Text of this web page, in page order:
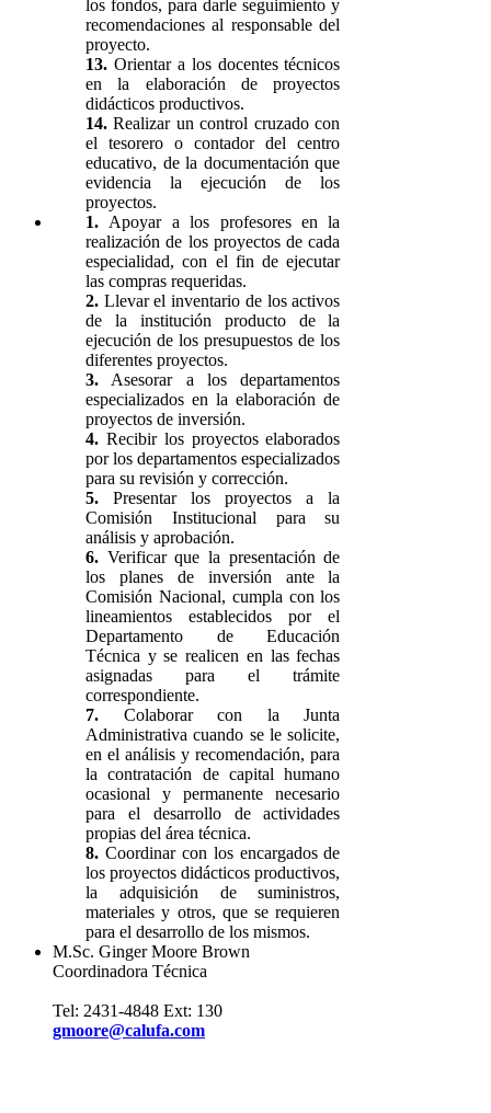
los fondos, para darle seguimiento y
recomendaciones al responsable del
proyecto.
13. Orientar a los docentes técnicos
en la elaboración de proyectos
didácticos productivos.
14. Realizar un control cruzado con
el tesorero o contador del centro
educativo, de la documentación que
evidencia la ejecución de los
proyectos.
1. Apoyar a los profesores en la
realización de los proyectos de cada
especialidad, con el fin de ejecutar
las compras requeridas.
2. Llevar el inventario de los activos
de la institución producto de la
ejecución de los presupuestos de los
diferentes proyectos.
3. Asesorar a los departamentos
especializados en la elaboración de
proyectos de inversión.
4. Recibir los proyectos elaborados
por los departamentos especializados
para su revisión y corrección.
5. Presentar los proyectos a la
Comisión Institucional para su
análisis y aprobación.
6. Verificar que la presentación de
los planes de inversión ante la
Comisión Nacional, cumpla con los
lineamientos establecidos por el
Departamento de Educación
Técnica y se realicen en las fechas
asignadas para el trámite
correspondiente.
7. Colaborar con la Junta
Administrativa cuando se le solicite,
en el análisis y recomendación, para
la contratación de capital humano
ocasional y permanente necesario
para el desarrollo de actividades
propias del área técnica.
8. Coordinar con los encargados de
los proyectos didácticos productivos,
la adquisición de suministros,
materiales y otros, que se requieren
para el desarrollo de los mismos.
M.Sc. Ginger Moore Brown
Coordinadora Técnica
Tel: 2431-4848 Ext: 130
gmoore@calufa.com